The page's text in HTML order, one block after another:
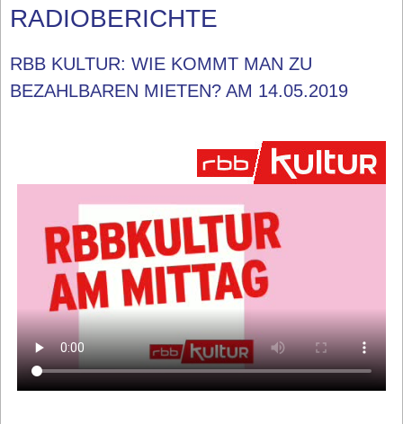
RADIOBERICHTE
RBB KULTUR: WIE KOMMT MAN ZU
BEZAHLBAREN MIETEN? AM 14.05.2019